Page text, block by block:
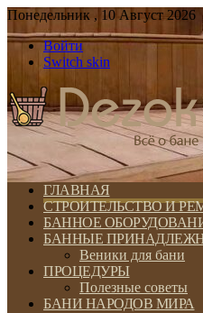
Понедельник , 10 Август 2026
Войти
Switch skin
ГЛАВНАЯ
СТРОИТЕЛЬСТВО И
БАННОЕ
БАННЫЕ
Веники для бани
ПРОЦЕДУРЫ
Полезные советы
БАНИ НАРОДОВ МИРА